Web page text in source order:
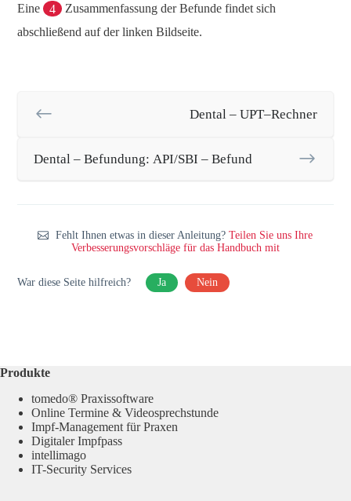
Eine 4
Zusammenfassung der Befunde findet sich
abschließend auf der linken Bildseite.
Dental – UPT–Rechner
Dental – Befundung: API/SBI – Befund
Fehlt Ihnen etwas in dieser Anleitung?Teilen Sie uns Ihre
Verbesserungsvorschläge für das Handbuch mit
War diese Seite hilfreich? Ja Nein
Produkte
tomedo® Praxissoftware
Online Termine & Videosprechstunde
Impf-Management für Praxen
Digitaler Impfpass
intellimago
IT-Security Services